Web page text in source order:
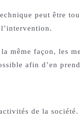
peut être
même façon, les
afin d’en
de la société.